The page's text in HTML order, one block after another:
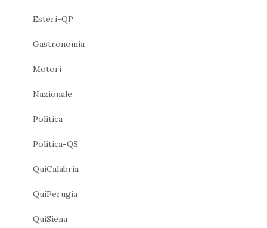
Esteri-QP
Gastronomia
Motori
Nazionale
Politica
Politica-QS
QuiCalabria
QuiPerugia
QuiSiena